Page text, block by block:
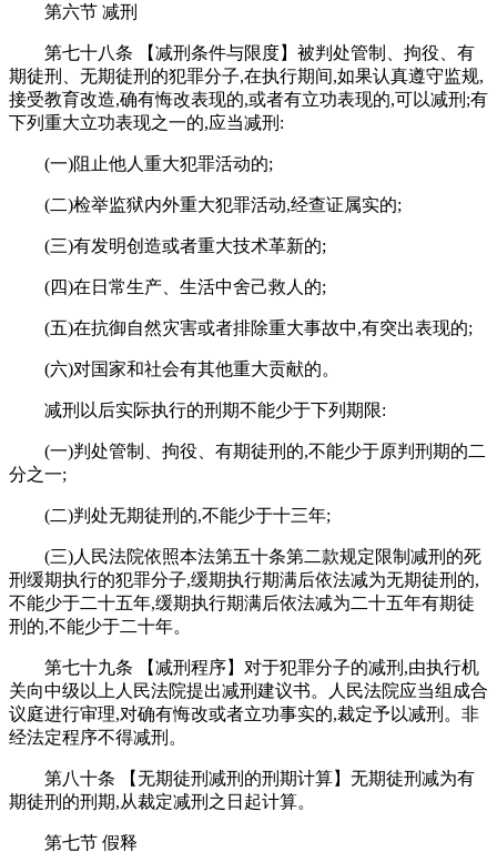
第六节 减刑
第七十八条 【减刑条件与限度】被判处管制、拘役、有
期徒刑、无期徒刑的犯罪分子,在执行期间,如果认真遵守监规,
接受教育改造,确有悔改表现的,或者有立功表现的,可以减刑;有
下列重大立功表现之一的,应当减刑:
(一)阻止他人重大犯罪活动的;
(二)检举监狱内外重大犯罪活动,经查证属实的;
(三)有发明创造或者重大技术革新的;
(四)在日常生产、生活中舍己救人的;
(五)在抗御自然灾害或者排除重大事故中,有突出表现的;
(六)对国家和社会有其他重大贡献的。
减刑以后实际执行的刑期不能少于下列期限:
(一)判处管制、拘役、有期徒刑的,不能少于原判刑期的二
分之一;
(二)判处无期徒刑的,不能少于十三年;
(三)人民法院依照本法第五十条第二款规定限制减刑的死
刑缓期执行的犯罪分子,缓期执行期满后依法减为无期徒刑的,
不能少于二十五年,缓期执行期满后依法减为二十五年有期徒
刑的,不能少于二十年。
第七十九条 【减刑程序】对于犯罪分子的减刑,由执行机
关向中级以上人民法院提出减刑建议书。人民法院应当组成合
议庭进行审理,对确有悔改或者立功事实的,裁定予以减刑。非
经法定程序不得减刑。
第八十条 【无期徒刑减刑的刑期计算】无期徒刑减为有
期徒刑的刑期,从裁定减刑之日起计算。
第七节 假释